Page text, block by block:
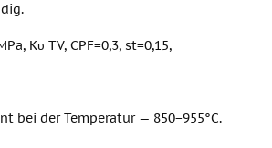
Kυ TV, CPF=0,3, st=0,15,
bei der Temperatur — 850−955°C.